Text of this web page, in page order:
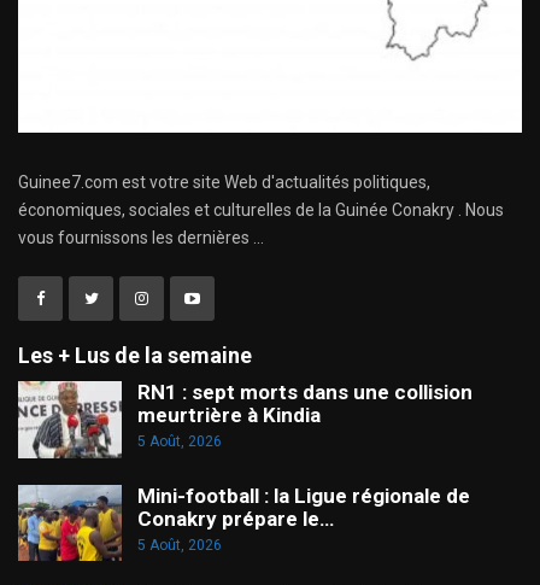
Guinee7.com est votre site Web d'actualités politiques,
économiques, sociales et culturelles de la Guinée Conakry . Nous
vous fournissons les dernières ...
Les + Lus de la semaine
RN1 : sept morts dans une collision
meurtrière à Kindia
5 Août, 2026
Mini-football : la Ligue régionale de
Conakry prépare le…
5 Août, 2026